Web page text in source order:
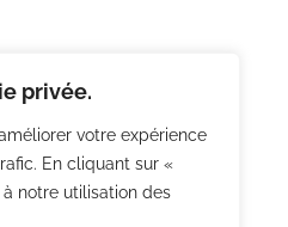
privée.
votre expérience
En cliquant sur «
notre utilisation des